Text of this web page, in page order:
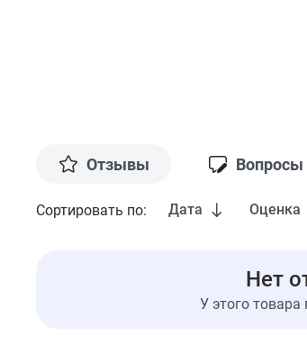
Отзывы Вопросы
Сортировать по: Дата Оценка
Нет
У этого товара